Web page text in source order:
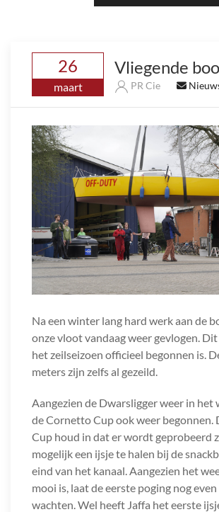
26
maart
Vliegende
PR Cie
Na een winter lang hard werk aan de
onze vloot vandaag weer gevlogen.
het zeilseizoen officieel begonnen is.
meters zijn zelfs al gezeild.
Aangezien de Dwarsligger weer in het
de Cornetto Cup ook weer begonnen.
Cup houd in dat er wordt geprobeerd
mogelijk een ijsje te halen bij de
eind van het kanaal. Aangezien het
mooi is, laat de eerste poging nog even
wachten. Wel heeft Jaffa het eerste